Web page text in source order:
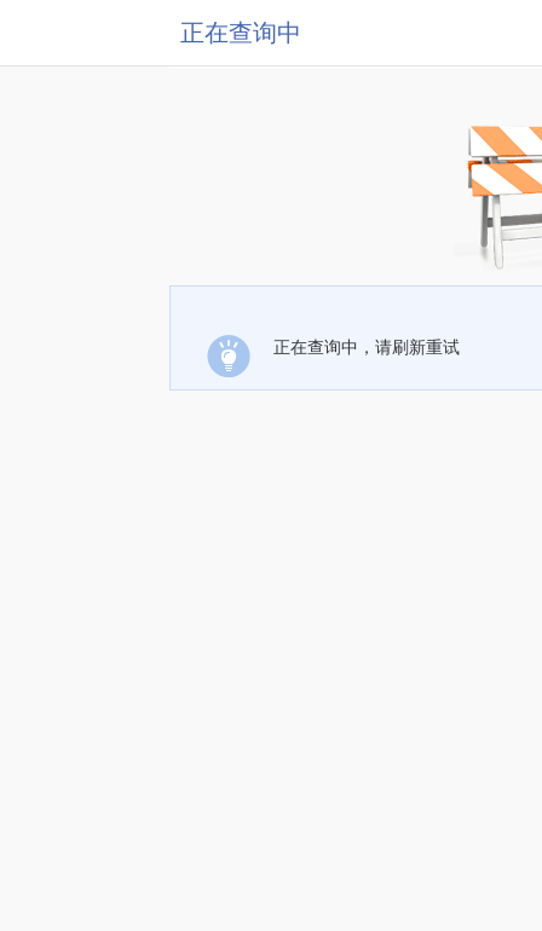
正在查询中
正在查询中，请刷新重试